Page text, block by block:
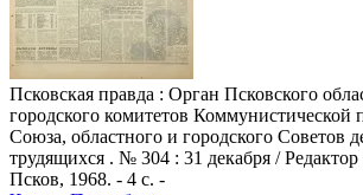
Псковская правда : Орган Псковского
городского комитетов Коммунистической
Союза, областного и городского Советов
трудящихся . № 304 : 31 декабря /
Псков, 1968. - 4 с. -